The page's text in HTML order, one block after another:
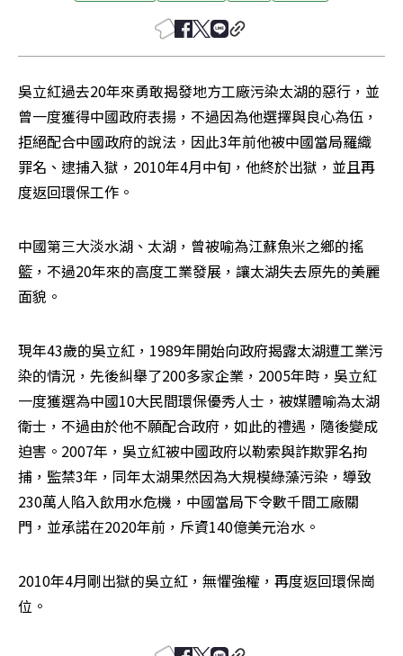
吳立紅過去20年來勇敢揭發地方工廠污染太湖的惡行，並
曾一度獲得中國政府表揚，不過因為他選擇與良心為伍，
拒絕配合中國政府的說法，因此3年前他被中國當局羅織
罪名、逮捕入獄，2010年4月中旬，他終於出獄，並且再
度返回環保工作。
中國第三大淡水湖、太湖，曾被喻為江蘇魚米之鄉的搖
籃，不過20年來的高度工業發展，讓太湖失去原先的美麗
面貌。
現年43歲的吳立紅，1989年開始向政府揭露太湖遭工業污
染的情況，先後糾舉了200多家企業，2005年時，吳立紅
一度獲選為中國10大民間環保優秀人士，被媒體喻為太湖
衛士，不過由於他不願配合政府，如此的禮遇，隨後變成
迫害。2007年，吳立紅被中國政府以勒索與詐欺罪名拘
捕，監禁3年，同年太湖果然因為大規模綠藻污染，導致
230萬人陷入飲用水危機，中國當局下令數千間工廠關
門，並承諾在2020年前，斥資140億美元治水。
2010年4月剛出獄的吳立紅，無懼強權，再度返回環保崗
位。